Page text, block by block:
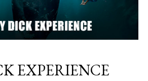
EXPERIENCE